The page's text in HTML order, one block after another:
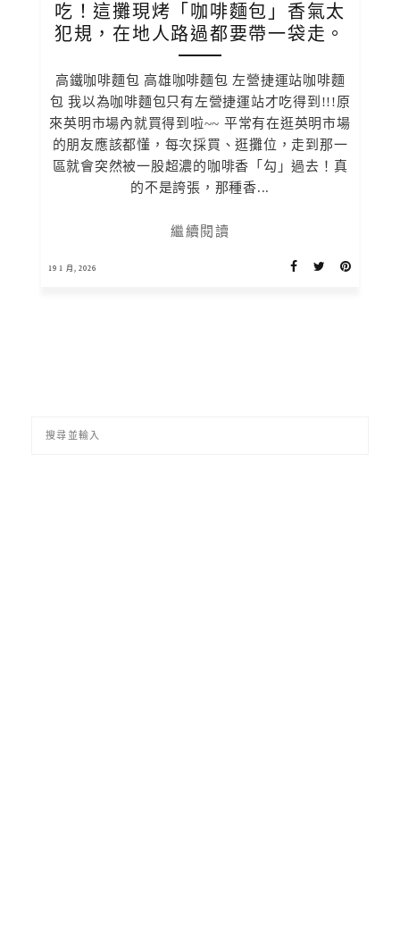
吃！這攤現烤「咖啡麵包」香氣太
犯規，在地人路過都要帶一袋走。
高鐵咖啡麵包 高雄咖啡麵包 左營捷運站咖啡麵
包 我以為咖啡麵包只有左營捷運站才吃得到!!!原
來英明市場內就買得到啦~~ 平常有在逛英明市場
的朋友應該都懂，每次採買、逛攤位，走到那一
區就會突然被一股超濃的咖啡香「勾」過去！真
的不是誇張，那種香...
繼續閱讀
19 1 月, 2026